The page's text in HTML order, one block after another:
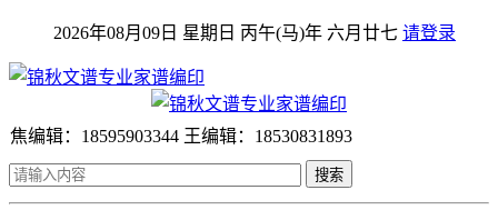
2026年08月09日 星期日 丙午(马)年 六月廿七 请登录
焦编辑：18595903344 王编辑：18530831893
搜索